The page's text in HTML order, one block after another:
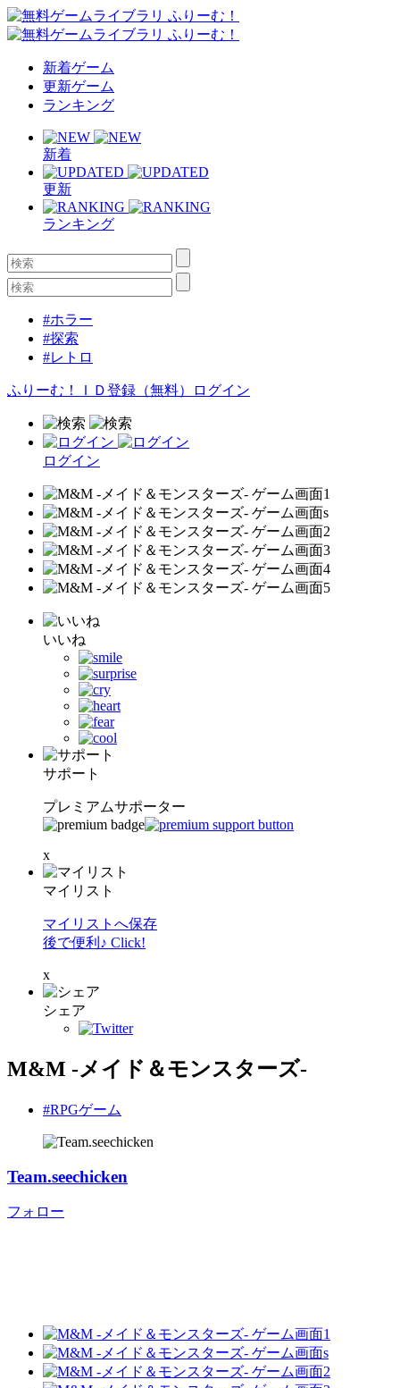
新着ゲーム
更新ゲーム
ランキング
新着
更新
ランキング
#ホラー
#探索
#レトロ
ふりーむ！ＩＤ登録（無料） ログイン
ログイン
いいね
サポート
プレミアムサポーター
x
マイリスト
マイリストへ保存
後で便利♪ Click!
x
シェア
M&M -メイド＆モンスターズ-
#RPGゲーム
Team.seechicken
フォロー